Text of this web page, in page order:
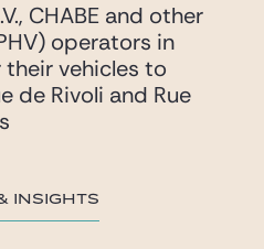
CHABE and other
operators in
vehicles to
de Rivoli and Rue
insights